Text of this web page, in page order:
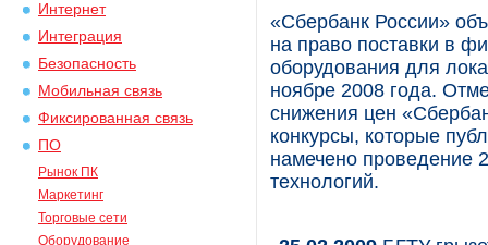
Интернет
Интеграция
Безопасность
Мобильная связь
Фиксированная связь
ПО
Рынок ПК
Маркетинг
Торговые сети
Оборудование
«Сбербанк России»
на право поставки в
оборудования для
ноябре 2008 года.
снижения цен
конкурсы, которые
намечено проведение
технологий.